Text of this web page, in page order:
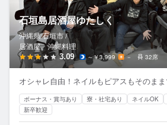
石垣島居酒屋ゆたしく
沖縄県 石垣市 /
居酒屋、沖縄料理
3.09 ～￥3,999 － 32席
オシャレ自由！ネイルもピアスもそのまま
ボーナス・賞与あり 寮・社宅あり ネイルOK
新卒歓迎